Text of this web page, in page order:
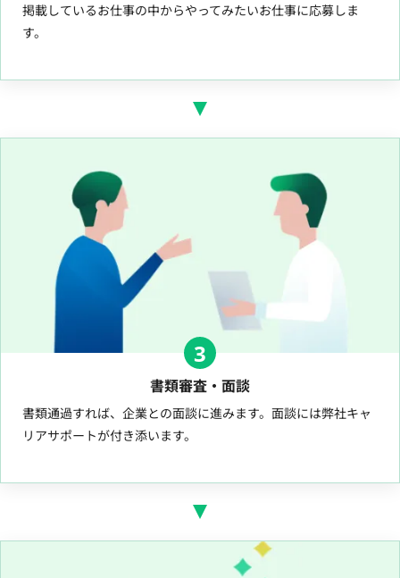
掲載しているお仕事の中からやってみたいお仕事に応募しま
す。
3
書類審査・面談
書類通過すれば、企業との面談に進みます。面談には弊社キャ
リアサポートが付き添います。